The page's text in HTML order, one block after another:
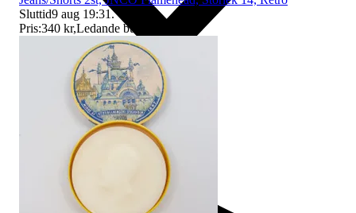
Ersättning om du inte får din vara
Sluttid9 aug 19:31.
Pris:340 kr,Ledande bud